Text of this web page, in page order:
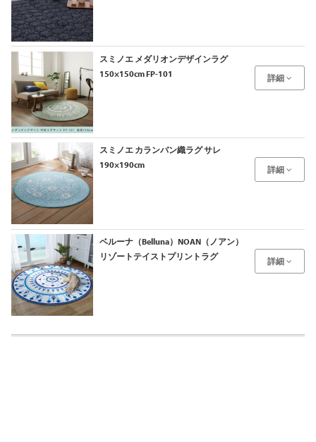
スミノエ メダリオンデザインラグ
150×150cm FP-101
詳細
スミノエ カランバン織ラグ サレ
190×190cm
詳細
ベルーナ（Belluna）NOAN（ノアン）
リゾートテイストプリントラグ
詳細